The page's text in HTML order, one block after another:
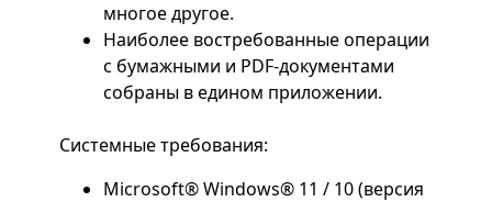
многое другое.
Наиболее востребованные операции
с бумажными и PDF-документами
собраны в едином приложении.
Системные требования:
Microsoft® Windows® 11 / 10 (версия